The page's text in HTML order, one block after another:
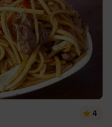
4